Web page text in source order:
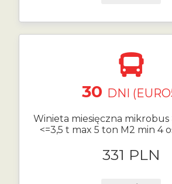
30 DNI
Winieta miesięczna mikrobus
<=3,5 t max 5 ton M2 min 4
331 PLN